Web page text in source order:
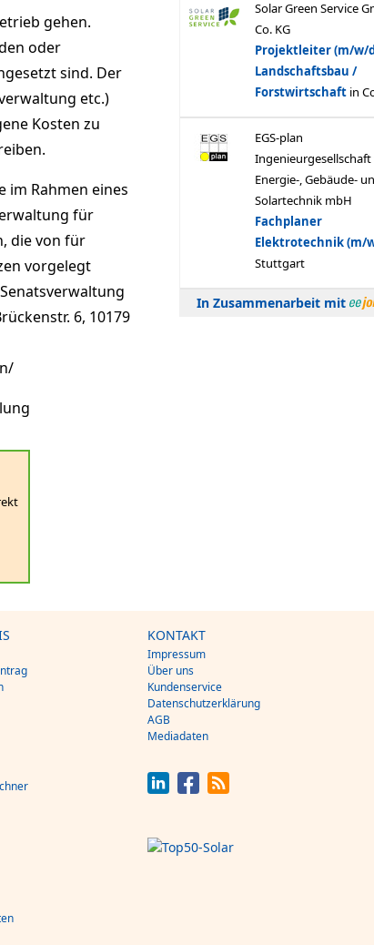
gehen.
oder
sind. Der
etc.)
Kosten zu
Rahmen eines
für
die von für
vorgelegt
6, 10179
In Zusammenarbeit mit
KONTAKT
Impressum
Über uns
Kundenservice
Datenschutzerklärung
AGB
Mediadaten